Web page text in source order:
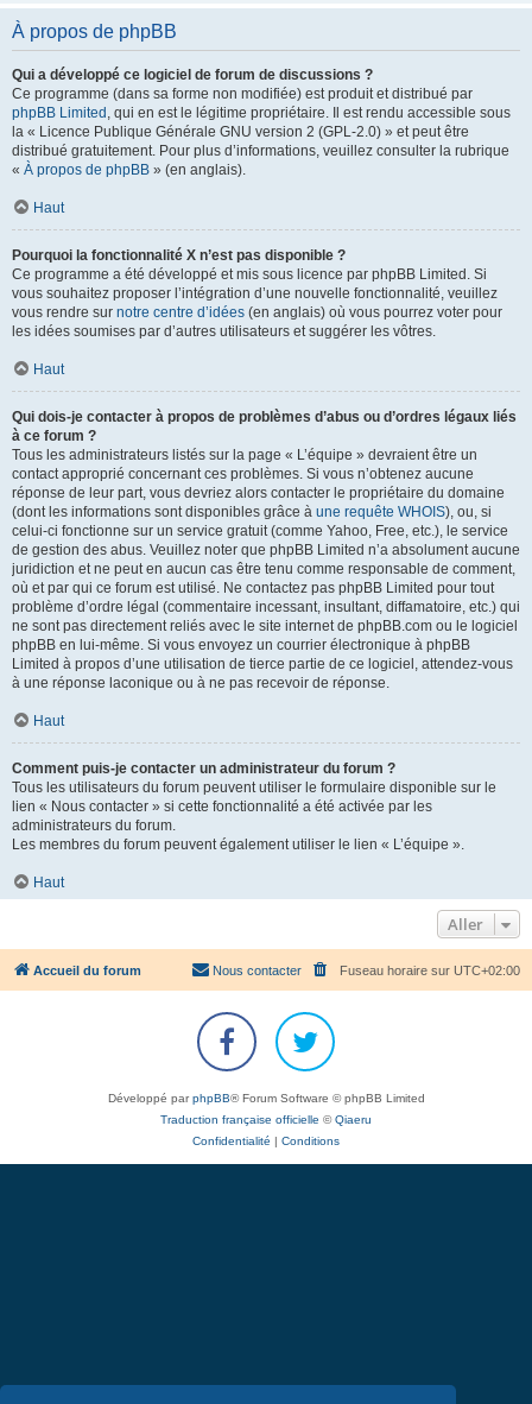
À propos de phpBB
Qui a développé ce logiciel de forum de discussions ?
Ce programme (dans sa forme non modifiée) est produit et distribué par
phpBB Limited , qui en est le légitime propriétaire. Il est rendu accessible sous
la « Licence Publique Générale GNU version 2 (GPL-2.0) » et peut être
distribué gratuitement. Pour plus d’informations, veuillez consulter la rubrique
« À propos de phpBB » (en anglais).
Haut
Pourquoi la fonctionnalité X n’est pas disponible ?
Ce programme a été développé et mis sous licence par phpBB Limited. Si
vous souhaitez proposer l’intégration d’une nouvelle fonctionnalité, veuillez
vous rendre sur notre centre d’idées (en anglais) où vous pourrez voter pour
les idées soumises par d’autres utilisateurs et suggérer les vôtres.
Haut
Qui dois-je contacter à propos de problèmes d’abus ou d’ordres légaux liés
à ce forum ?
Tous les administrateurs listés sur la page « L’équipe » devraient être un
contact approprié concernant ces problèmes. Si vous n’obtenez aucune
réponse de leur part, vous devriez alors contacter le propriétaire du domaine
(dont les informations sont disponibles grâce à une requête WHOIS), ou, si
celui-ci fonctionne sur un service gratuit (comme Yahoo, Free, etc.), le service
de gestion des abus. Veuillez noter que phpBB Limited n’a absolument aucune
juridiction et ne peut en aucun cas être tenu comme responsable de comment,
où et par qui ce forum est utilisé. Ne contactez pas phpBB Limited pour tout
problème d’ordre légal (commentaire incessant, insultant, diffamatoire, etc.) qui
ne sont pas directement reliés avec le site internet de phpBB.com ou le logiciel
phpBB en lui-même. Si vous envoyez un courrier électronique à phpBB
Limited à propos d’une utilisation de tierce partie de ce logiciel, attendez-vous
à une réponse laconique ou à ne pas recevoir de réponse.
Haut
Comment puis-je contacter un administrateur du forum ?
Tous les utilisateurs du forum peuvent utiliser le formulaire disponible sur le
lien « Nous contacter » si cette fonctionnalité a été activée par les
administrateurs du forum.
Les membres du forum peuvent également utiliser le lien « L’équipe ».
Haut
Aller
Accueil du forum Fuseau horaire sur UTC+02:00
Nous contacter
Développé parphpBB® Forum Software © phpBB Limited
Traduction française officielle ©Qiaeru
Confidentialité
Conditions